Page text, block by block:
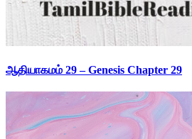
ஆதியாகமம் 29 – Genesis Chapter 29